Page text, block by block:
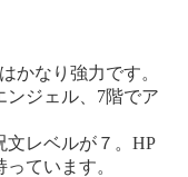
かなり強力です。
ンジェル、7階でア
文レベルが７。HP
ています。